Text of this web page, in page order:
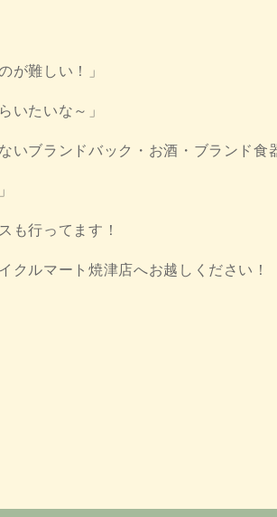
が難しい！」
いたいな～」
いブランドバック・お酒・ブランド食
も行ってます！
クルマート焼津店へお越しください！